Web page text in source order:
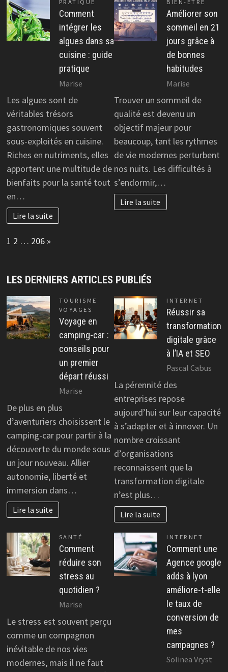
PRATIQUE
Comment
intégrer les
algues dans sa
cuisine : guide
pratique
Marise
Les algues sont de
véritables trésors
gastronomiques souvent
sous-exploités en cuisine.
Riches en nutriments, elles
apportent une multitude de
bienfaits pour la santé tout
en…
Lire la suite
BIEN-ÊTRE
Améliorer son
sommeil en 21
jours grâce à
de bonnes
habitudes
Marise
Trouver un sommeil de
qualité est devenu un
objectif majeur pour
beaucoup, tant les rythmes
de vie modernes perturbent
nos nuits. Les difficultés à
s’endormir,…
Lire la suite
Page:
1 2 … 206 Next
»
LES DERNIERS ARTICLES PUBLIÉS
TOURISME
VOYAGES
Voyage en
camping-car :
conseils pour
un premier
départ réussi
Marise
De plus en plus
d’aventuriers choisissent le
camping-car pour partir à la
découverte du monde sous
un jour nouveau. Allier
autonomie, liberté et
immersion dans…
Lire la suite
INTERNET
Réussir sa
transformation
digitale grâce
à l’IA et SEO
Pascal Cabus
La pérennité des
entreprises repose
aujourd’hui sur leur capacité
à s’adapter et à innover. Un
nombre croissant
d’organisations
reconnaissent que la
transformation digitale
n’est plus…
Lire la suite
SANTÉ
Comment
réduire son
stress au
quotidien ?
Marise
Le stress est souvent perçu
comme un compagnon
inévitable de nos vies
modernes, mais il ne faut
INTERNET
Comment une
Agence google
adds à lyon
améliore-t-elle
le taux de
conversion de
mes
campagnes ?
Solinea Vryst